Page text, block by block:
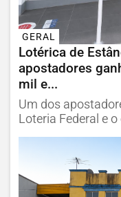
GERAL
Lotérica de
apostadores
mil e...
Um dos
Loteria Federal e